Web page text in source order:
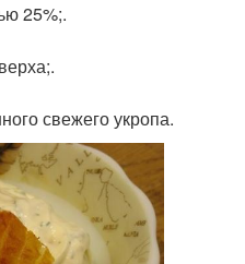
25%;.
свежего укропа.